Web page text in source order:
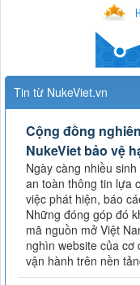
Tin từ NukeViet.vn
Cộng đồng
NukeViet bảo vệ
Ngày càng nhiều
an toàn thông tin lựa
việc phát hiện, báo
Những đóng góp đó
mã nguồn mở Việt
nghìn website của cơ
vận hành trên nền